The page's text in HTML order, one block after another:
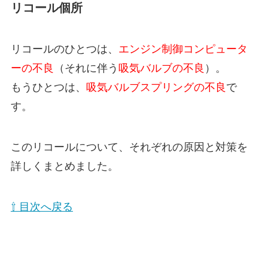
リコール個所
リコールのひとつは、 エンジン制御コンピュータ
ーの不良
（それに伴う 吸気バルブの不良 ）。
もうひとつは、 吸気バルブスプリングの不良 で
す。
このリコールについて、それぞれの原因と対策を
詳しくまとめました。
⇧ 目次へ戻る